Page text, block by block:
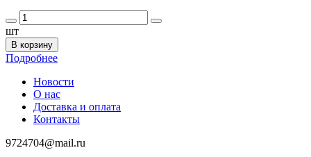
шт
В корзину
Подробнее
Новости
О нас
Доставка и оплата
Контакты
9724704@mail.ru